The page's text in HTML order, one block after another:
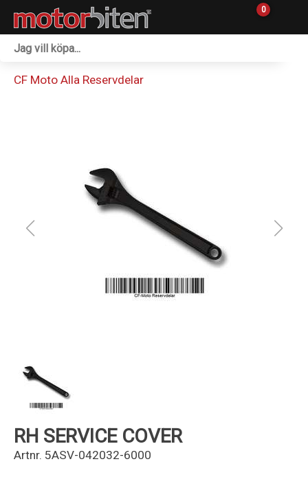
0
Reservdelar
Sprängskisser
CF Moto Alla Reservdelar
RH SERVICE COVER
Artnr. 5ASV-042032-6000